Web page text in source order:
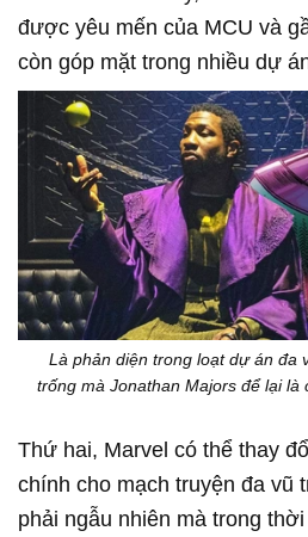
được yêu mến của MCU và
còn góp mặt trong nhiều dự
Là phản diện trong loạt dự án đa
trống mà Jonathan Majors để lại là
Thứ hai, Marvel có thể thay
chính cho mạch truyện đa vũ
phải ngẫu nhiên mà trong